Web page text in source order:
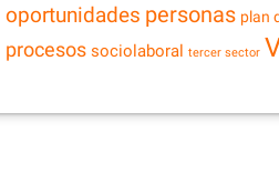
oportunidades personas plan
procesos sociolaboral tercer sector